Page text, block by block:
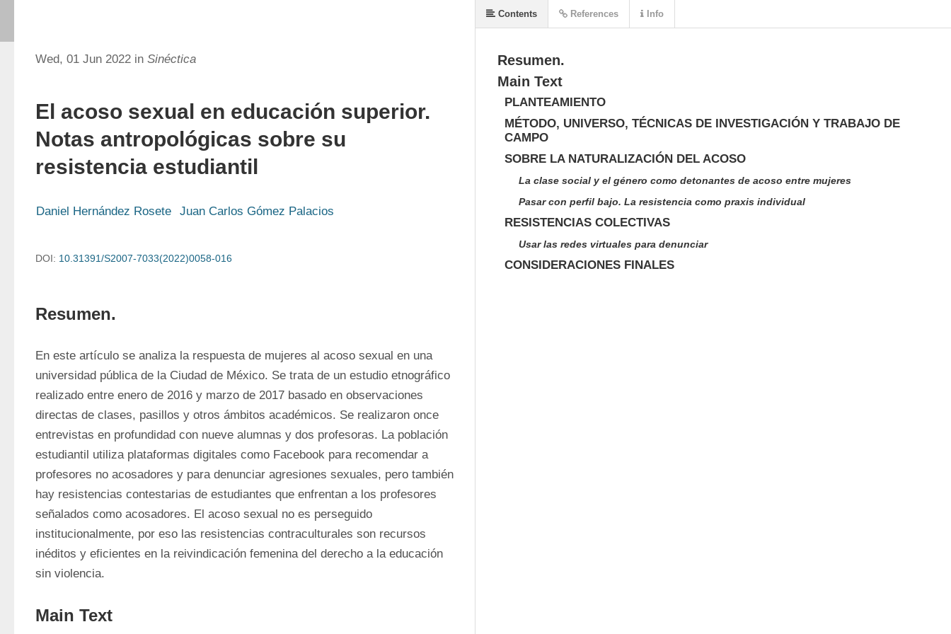
Wed, 01 Jun 2022 in Sinéctica
El acoso sexual en educación superior.
Notas antropológicas sobre su
resistencia estudiantil
Daniel Hernández Rosete Juan Carlos Gómez Palacios
DOI: 10.31391/S2007-7033(2022)0058-016
Resumen.
En este artículo se analiza la respuesta de mujeres al acoso sexual en una
universidad pública de la Ciudad de México. Se trata de un estudio etnográfico
realizado entre enero de 2016 y marzo de 2017 basado en observaciones
directas de clases, pasillos y otros ámbitos académicos. Se realizaron once
entrevistas en profundidad con nueve alumnas y dos profesoras. La población
estudiantil utiliza plataformas digitales como Facebook para recomendar a
profesores no acosadores y para denunciar agresiones sexuales, pero también
hay resistencias contestarias de estudiantes que enfrentan a los profesores
señalados como acosadores. El acoso sexual no es perseguido
institucionalmente, por eso las resistencias contraculturales son recursos
inéditos y eficientes en la reivindicación femenina del derecho a la educación
sin violencia.
Main Text
Resumen.
Main Text
PLANTEAMIENTO
MÉTODO, UNIVERSO, TÉCNICAS DE INVESTIGACIÓN Y TRABAJO DE
CAMPO
SOBRE LA NATURALIZACIÓN DEL ACOSO
La clase social y el género como detonantes de acoso entre mujeres
Pasar con perfil bajo. La resistencia como praxis individual
RESISTENCIAS COLECTIVAS
Usar las redes virtuales para denunciar
CONSIDERACIONES FINALES
Contents References Info